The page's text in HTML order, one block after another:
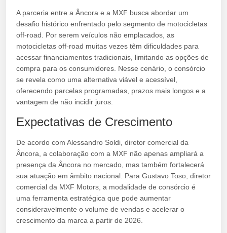
A parceria entre a Âncora e a MXF busca abordar um
desafio histórico enfrentado pelo segmento de motocicletas
off-road. Por serem veículos não emplacados, as
motocicletas off-road muitas vezes têm dificuldades para
acessar financiamentos tradicionais, limitando as opções de
compra para os consumidores. Nesse cenário, o consórcio
se revela como uma alternativa viável e acessível,
oferecendo parcelas programadas, prazos mais longos e a
vantagem de não incidir juros.
Expectativas de Crescimento
De acordo com Alessandro Soldi, diretor comercial da
Âncora, a colaboração com a MXF não apenas ampliará a
presença da Âncora no mercado, mas também fortalecerá
sua atuação em âmbito nacional. Para Gustavo Toso, diretor
comercial da MXF Motors, a modalidade de consórcio é
uma ferramenta estratégica que pode aumentar
consideravelmente o volume de vendas e acelerar o
crescimento da marca a partir de 2026.